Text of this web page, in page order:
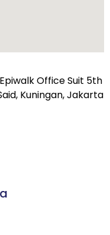
Office Suit 5th
Kuningan, Jakarta